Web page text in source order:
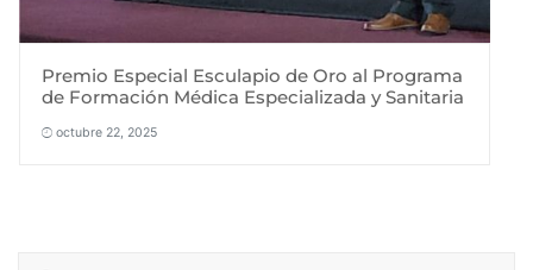
Premio Especial Esculapio de Oro al Programa
de Formación Médica Especializada y Sanitaria
octubre 22, 2025